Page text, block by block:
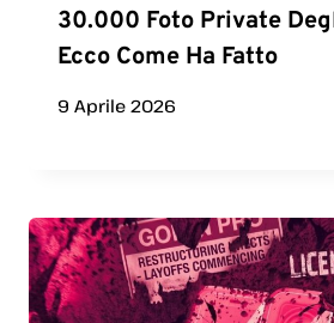
30.000 Foto Private
Ecco Come Ha Fatto
9 Aprile 2026